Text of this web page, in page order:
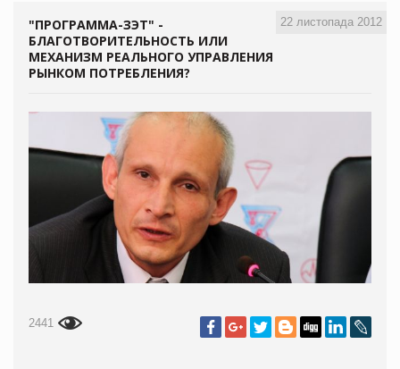
22 листопада 2012
"ПРОГРАММА-ЗЭТ" -
БЛАГОТВОРИТЕЛЬНОСТЬ ИЛИ
МЕХАНИЗМ РЕАЛЬНОГО УПРАВЛЕНИЯ
РЫНКОМ ПОТРЕБЛЕНИЯ?
2441